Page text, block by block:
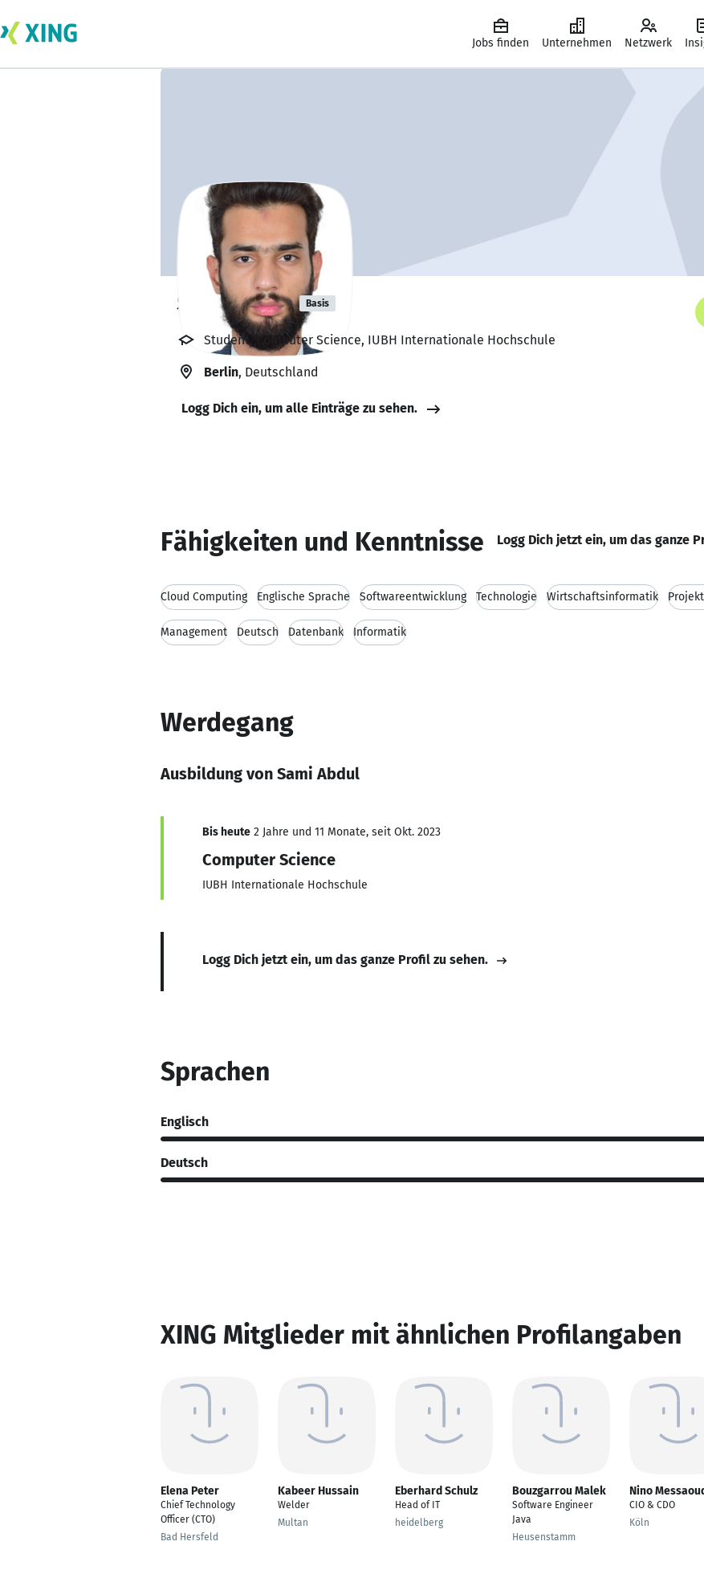
Jobs finden Unternehmen Netzwerk
Sami Abdul Basis
Student, Computer Science, IUBH Internationale Hochschule
Berlin, Deutschland
Logg Dich ein, um alle Einträge zu sehen.
Fähigkeiten und Kenntnisse Logg Dich jetzt ein, um das ganze
Cloud Computing Englische Sprache Softwareentwicklung Technologie Wirtschaftsinformatik
Management Deutsch Datenbank Informatik
Werdegang
Ausbildung von Sami Abdul
Bis heute 2 Jahre und 11 Monate, seit Okt. 2023
Computer Science
IUBH Internationale Hochschule
Logg Dich jetzt ein, um das ganze Profil zu sehen.
Sprachen
Englisch
Deutsch
XING Mitglieder mit ähnlichen Profilangaben
Elena Peter
Chief Technology
Officer (CTO)
Bad Hersfeld
Kabeer Hussain
Welder
Multan
Eberhard Schulz
Head of IT
heidelberg
Bouzgarrou Malek
Software Engineer
Java
Heusenstamm
Nino
CIO & CDO
Köln